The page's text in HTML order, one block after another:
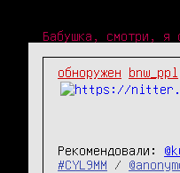
Бабушка, смотри, я
обноружен
bnw_ppl
Рекомендовали:
#CYL9MM
/